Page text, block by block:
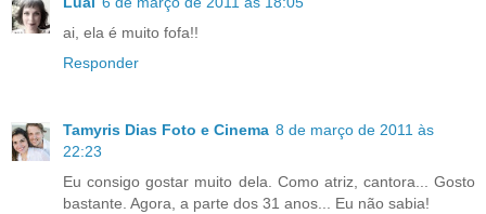
ai, ela é muito fofa!!
Responder
Tamyris Dias Foto e Cinema 8 de março de 2011 às
22:23
Eu consigo gostar muito dela. Como atriz, cantora... Gosto
bastante. Agora, a parte dos 31 anos... Eu não sabia!